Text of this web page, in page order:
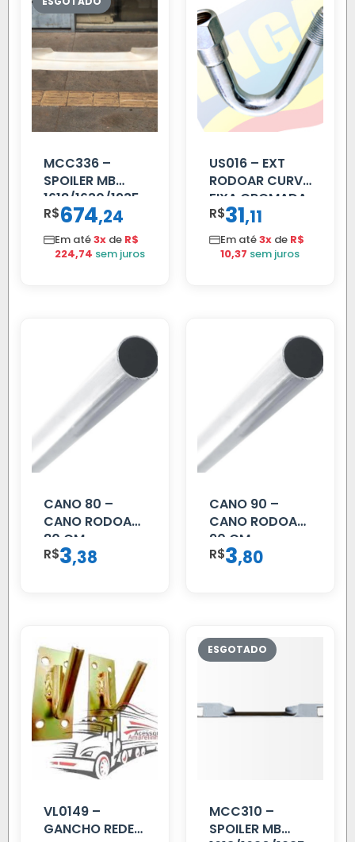
MCC336 –
SPOILER MB
1618/1630/1935
04 FAR
C/BIGOD
R$674,24
Em até3x de R$
224,74 sem juros
US016 – EXT
RODOAR CURVA
FIXA CROMADA
R$31,11
Em até3x de R$
10,37 sem juros
CANO 80 –
CANO RODOAR
80 CM
R$3,38
CANO 90 –
CANO RODOAR
90 CM
R$3,80
VL0149 –
GANCHO REDE
MCC310 –
SPOILER MB